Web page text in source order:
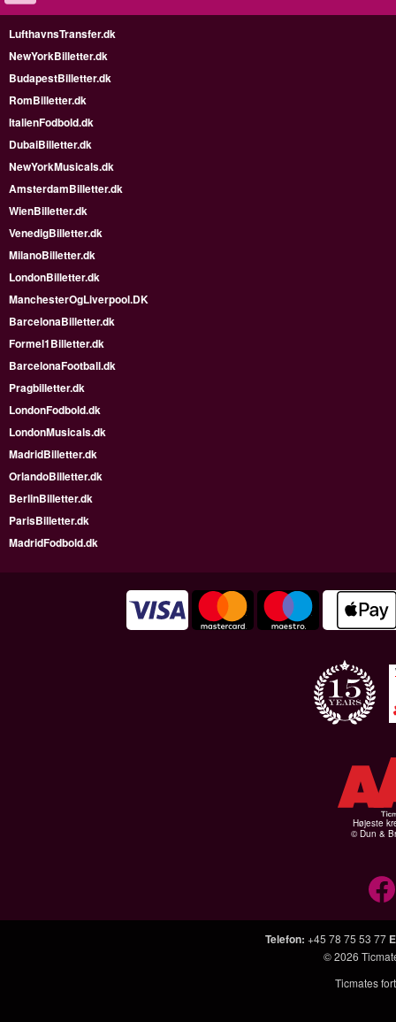
LufthavnsTransfer.dk
NewYorkBilletter.dk
BudapestBilletter.dk
RomBilletter.dk
ItalienFodbold.dk
DubaiBilletter.dk
NewYorkMusicals.dk
AmsterdamBilletter.dk
WienBilletter.dk
VenedigBilletter.dk
MilanoBilletter.dk
LondonBilletter.dk
ManchesterOgLiverpool.DK
BarcelonaBilletter.dk
Formel1Billetter.dk
BarcelonaFootball.dk
Pragbilletter.dk
LondonFodbold.dk
LondonMusicals.dk
MadridBilletter.dk
OrlandoBilletter.dk
BerlinBilletter.dk
ParisBilletter.dk
MadridFodbold.dk
Højeste
© Dun &
Telefon: +45 78 75 53 77
© 2026
Ticmates